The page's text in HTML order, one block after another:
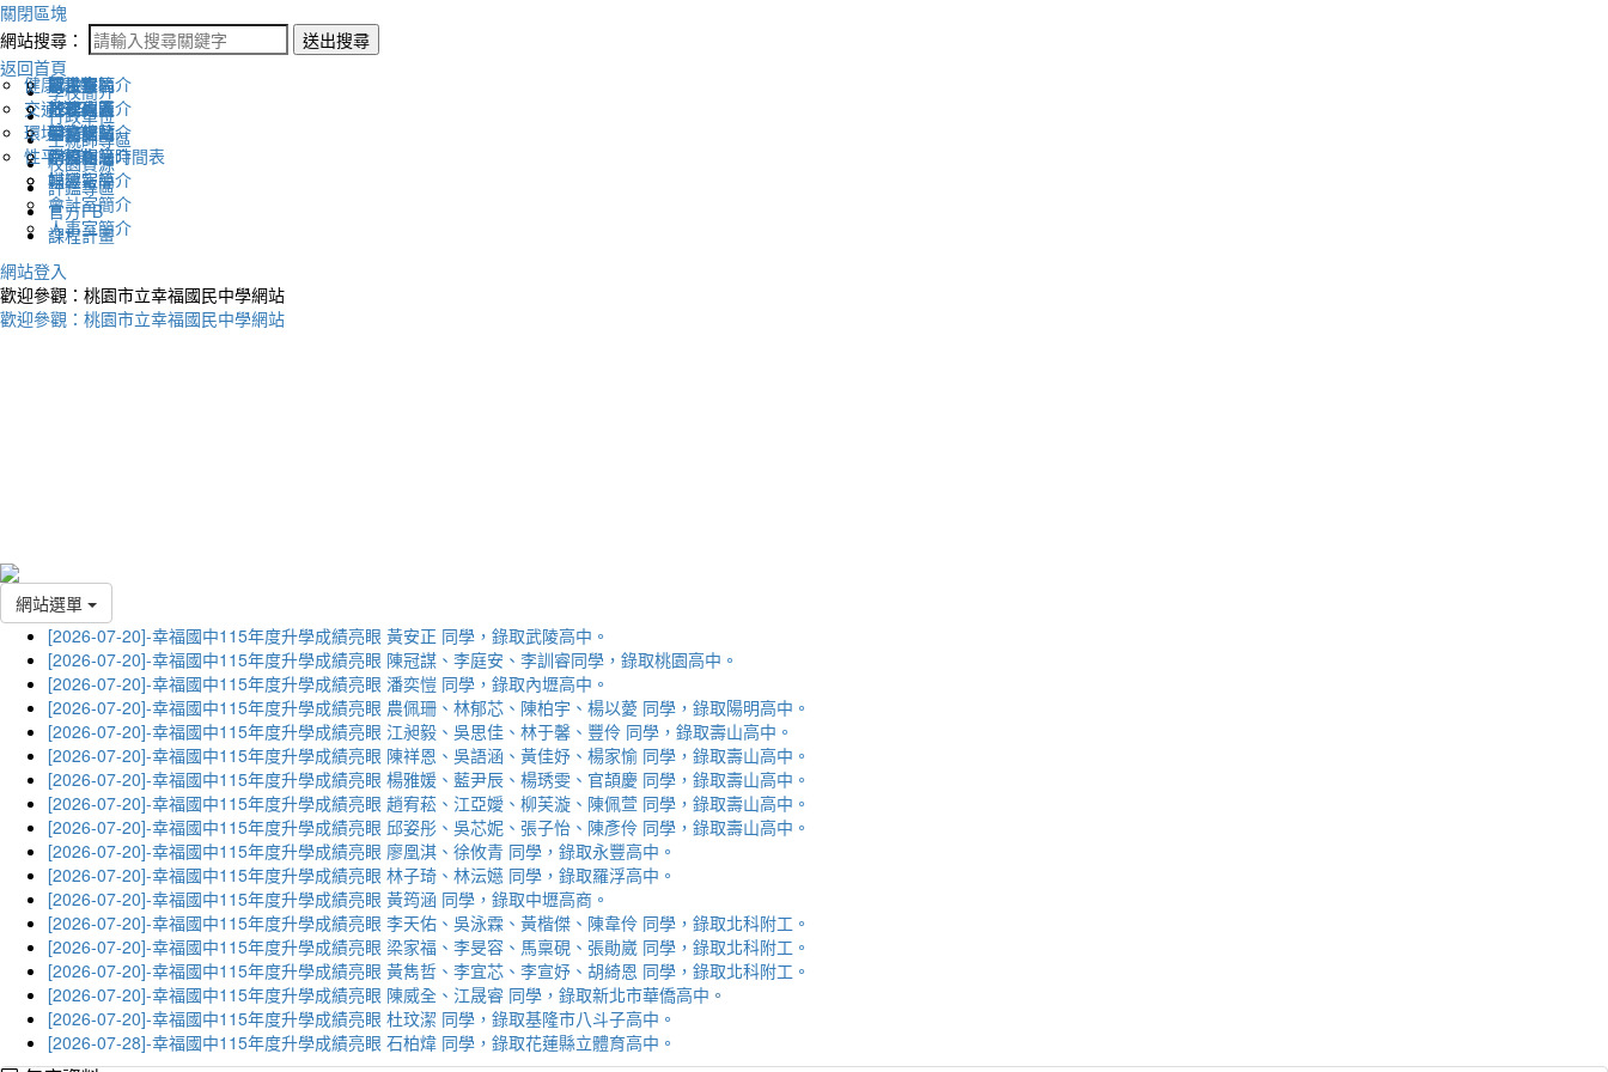
關閉區塊
網站搜尋：
送出搜尋
返回首頁
學校簡介
認識幸福
地理位置
英文網站
幸福相簿
媒體報導
行政單位
校長室簡介
教務處簡介
學務處簡介
總務處簡介
輔導室簡介
會計室簡介
人事室簡介
生親師專區
新生專區
升學專區
圖書館藏
學校作息時間表
校園資源
電子報
下載列表
評鑑專區
健康促進
交通安全
環境教育
性平教育
官方FB
課程計畫
網站登入
歡迎參觀：桃園市立幸福國民中學網站
歡迎參觀：桃園市立幸福國民中學網站
網站選單
[2026-07-20]-幸福國中115年度升學成績亮眼 黃安正 同學，錄取武陵高中。
[2026-07-20]-幸福國中115年度升學成績亮眼 陳冠謀、李庭安、李訓睿同學，錄取桃園高中。
[2026-07-20]-幸福國中115年度升學成績亮眼 潘奕愷 同學，錄取內壢高中。
[2026-07-20]-幸福國中115年度升學成績亮眼 農佩珊、林郁芯、陳柏宇、楊以薆 同學，錄取陽明高中。
[2026-07-20]-幸福國中115年度升學成績亮眼 江昶毅、吳思佳、林于馨、豐伶 同學，錄取壽山高中。
[2026-07-20]-幸福國中115年度升學成績亮眼 陳祥恩、吳語涵、黃佳妤、楊家愉 同學，錄取壽山高中。
[2026-07-20]-幸福國中115年度升學成績亮眼 楊雅媛、藍尹辰、楊琇雯、官頡慶 同學，錄取壽山高中。
[2026-07-20]-幸福國中115年度升學成績亮眼 趙宥菘、江亞嬡、柳芙漩、陳佩萱 同學，錄取壽山高中。
[2026-07-20]-幸福國中115年度升學成績亮眼 邱姿彤、吳芯妮、張子怡、陳彥伶 同學，錄取壽山高中。
[2026-07-20]-幸福國中115年度升學成績亮眼 廖凰淇、徐攸青 同學，錄取永豐高中。
[2026-07-20]-幸福國中115年度升學成績亮眼 林子琦、林沄嬨 同學，錄取羅浮高中。
[2026-07-20]-幸福國中115年度升學成績亮眼 黃筠涵 同學，錄取中壢高商。
[2026-07-20]-幸福國中115年度升學成績亮眼 李天佑、吳泳霖、黃楷傑、陳韋伶 同學，錄取北科附工。
[2026-07-20]-幸福國中115年度升學成績亮眼 梁家福、李旻容、馬稟硯、張勛崴 同學，錄取北科附工。
[2026-07-20]-幸福國中115年度升學成績亮眼 黃雋哲、李宜芯、李宣妤、胡綺恩 同學，錄取北科附工。
[2026-07-20]-幸福國中115年度升學成績亮眼 陳威全、江晟睿 同學，錄取新北市華僑高中。
[2026-07-20]-幸福國中115年度升學成績亮眼 杜玟潔 同學，錄取基隆市八斗子高中。
[2026-07-28]-幸福國中115年度升學成績亮眼 石柏煒 同學，錄取花蓮縣立體育高中。